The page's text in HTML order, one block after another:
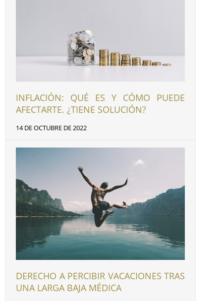
INFLACIÓN: QUÉ ES Y CÓMO PUEDE
AFECTARTE. ¿TIENE SOLUCIÓN?
14 DE OCTUBRE DE 2022
DERECHO A PERCIBIR VACACIONES TRAS
UNA LARGA BAJA MÉDICA